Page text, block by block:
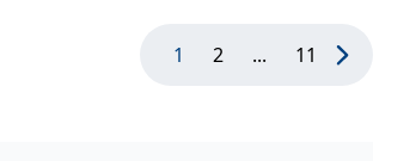
1 2 ... 11